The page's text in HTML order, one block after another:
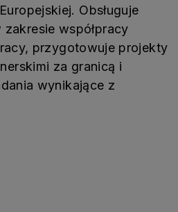
Obsługuje
współpracy
przygotowuje projekty
za granicą i
wynikające z